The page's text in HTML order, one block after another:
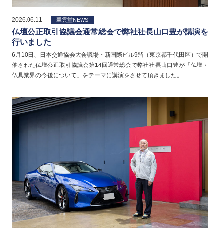
2026.06.11 翠雲堂NEWS
仏壇公正取引協議会通常総会で弊社社長山口豊が講演を
行いました
6月10日、日本交通協会大会議場・新国際ビル9階（東京都千代田区）で開
催された仏壇公正取引協議会第14回通常総会で弊社社長山口豊が「仏壇・
仏具業界の今後について」をテーマに講演をさせて頂きました。